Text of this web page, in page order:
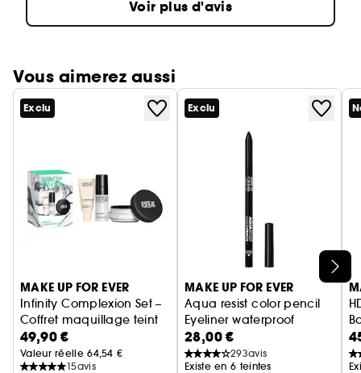
Voir plus d'avis
Vous aimerez aussi
Exclu
MAKE UP FOR EVER
Infinity Complexion Set –
Coffret maquillage teint
49,90 €
Valeur réelle 64,54 €
15avis
Exclu
MAKE UP FOR EVER
Aqua resist color pencil
Eyeliner waterproof
28,00 €
293avis
Existe en 6 teintes